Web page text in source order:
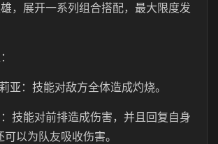
，展开一系列组合搭配，最大限度发
亚：技能对敌方全体造成灼烧。
技能对前排造成伤害，并且回复自身
以为队友吸收伤害。